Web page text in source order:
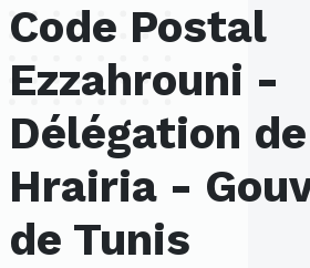
Code Postal
Ezzahrouni -
Délégation
Hrairia -
de Tunis